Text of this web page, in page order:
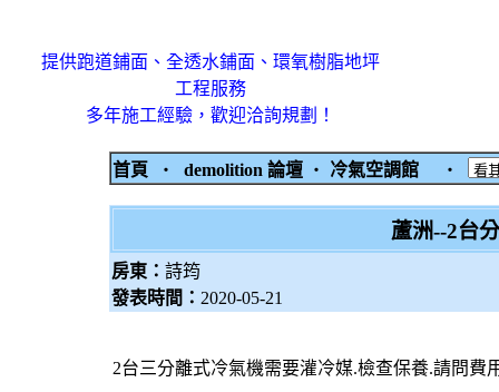
提供跑道鋪面、全透水鋪面、環氧樹脂地坪
工程服務
多年施工經驗，歡迎洽詢規劃！
首頁 ‧ demolition 論壇 ‧ 冷氣空調館 ‧
蘆洲--2台
房東： 詩筠
發表時間： 2020-05-21
2台三分離式冷氣機需要灌冷媒.檢查保養.請問費